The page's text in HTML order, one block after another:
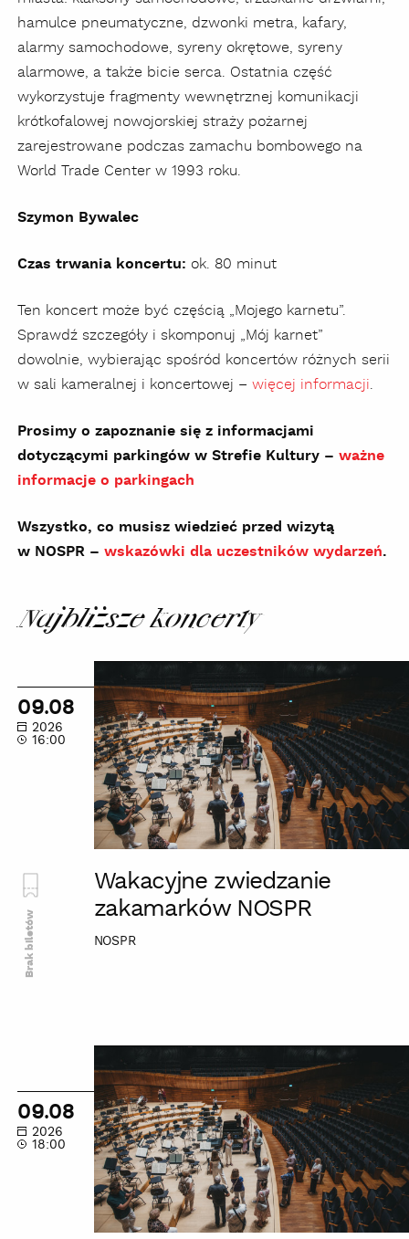
hamulce pneumatyczne, dzwonki metra, kafary,
alarmy samochodowe, syreny okrętowe, syreny
alarmowe, a także bicie serca. Ostatnia część
wykorzystuje fragmenty wewnętrznej komunikacji
krótkofalowej nowojorskiej straży pożarnej
zarejestrowane podczas zamachu bombowego na
World Trade Center w 1993 roku.
Szymon Bywalec
Czas trwania koncertu: ok. 80 minut
Ten koncert może być częścią „Mojego karnetu”.
Sprawdź szczegóły i skomponuj „Mój karnet”
dowolnie, wybierając spośród koncertów różnych serii
w sali kameralnej i koncertowej – więcej informacji.
Prosimy o zapoznanie się z informacjami
dotyczącymi parkingów w Strefie Kultury – ważne
informacje o parkingach
Wszystko, co musisz wiedzieć przed wizytą
w NOSPR – wskazówki dla uczestników wydarzeń.
Najbliższe koncerty
zwiedzanie
zakamarków
NOSPR
09.08
2026
16:00
Wakacyjne zwiedzanie
zakamarków NOSPR
NOSPR
Brak biletów
zwiedzanie
zakamarków
NOSPR
09.08
2026
18:00